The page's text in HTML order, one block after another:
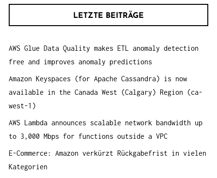
O
a
c
h
:
LETZTE BEITRÄGE
AWS Glue Data Quality makes ETL anomaly detection
free and improves anomaly predictions
Amazon Keyspaces (for Apache Cassandra) is now
available in the Canada West (Calgary) Region (ca-
west-1)
AWS Lambda announces scalable network bandwidth up
to 3,000 Mbps for functions outside a VPC
E-Commerce: Amazon verkürzt Rückgabefrist in vielen
Kategorien